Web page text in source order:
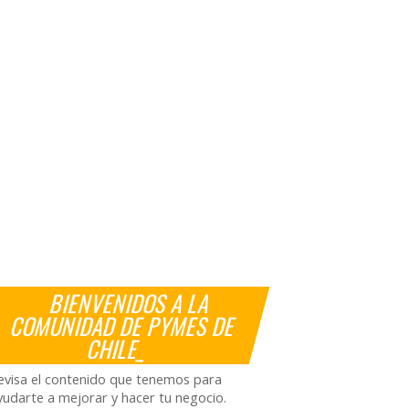
BIENVENIDOS A LA
COMUNIDAD DE PYMES DE
CHILE_
el contenido que tenemos para
a mejorar y hacer tu negocio.